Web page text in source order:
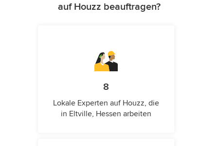
auf Houzz beauftragen?
8
Lokale Experten auf Houzz, die
in Eltville, Hessen arbeiten